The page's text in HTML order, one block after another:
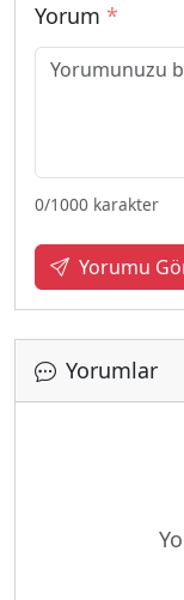
Yorum *
0/1000 karakter
Yorumu
Yorumlar